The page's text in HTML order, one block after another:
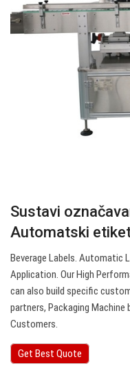
Sustavi
Automatski
Beverage Labels. Automatic
Application. Our High
can also build specific
partners, Packaging
Customers.
Get Best Quote